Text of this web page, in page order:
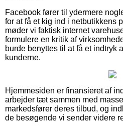
Facebook fører til ydermere
for at få et kig ind i netbutikkens
møder vi faktisk internet
formulere en kritik af
burde benyttes til at få et indtryk
kunderne.
Hjemmesiden er finansieret af
arbejder tæt sammen med
markedsfører deres tilbud, og
de besøgende vi sender videre